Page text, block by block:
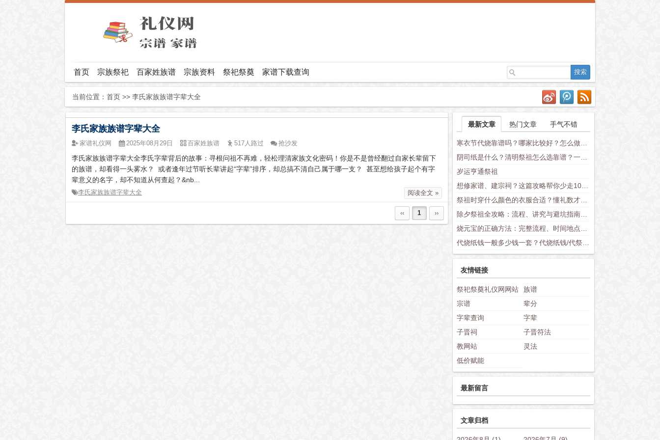
首页 宗族祭祀 百家姓族谱 宗族资料 祭祀祭奠 家谱下载查询
当前位置： 首页 >> 李氏家族族谱字辈大全
李氏家族族谱字辈大全
家谱礼仪网 2025年08月29日 百家姓族谱 517人路过 抢沙发
李氏家族族谱字辈大全李氏字辈背后的故事：寻根问祖不再难，轻松理清家族文化密码！你是不是曾经翻过自家长辈留下
的族谱，却看得一头雾水？ 或者逢年过节听长辈讲起“字辈”排序，却总搞不清自己属于哪一支？ 甚至想给孩子起个有字
辈意义的名字，却不知道从何查起？&nb...
李氏家族族谱字辈大全 阅读全文 »
‹‹ 1 ››
最新文章 热门文章 手气不错
岁运亨通祭祖
友情链接
祭祀祭奠礼仪网网站
族谱
宗谱
辈分
字辈查询
字辈
子晋祠
子晋符法
教网站
灵法
低价赋能
最新留言
文章归档